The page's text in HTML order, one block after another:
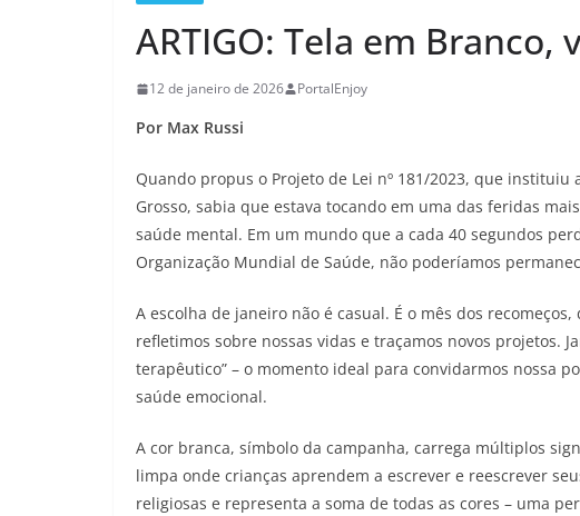
ARTIGO: Tela em Branco,
12 de janeiro de 2026 PortalEnjoy
Por Max Russi
Quando propus o Projeto de Lei nº 181/2023, que instituiu
Grosso, sabia que estava tocando em uma das feridas
saúde mental. Em um mundo que a cada 40 segundos
Organização Mundial de Saúde, não poderíamos
A escolha de janeiro não é casual. É o mês dos
refletimos sobre nossas vidas e traçamos novos projetos.
terapêutico” – o momento ideal para convidarmos nossa
saúde emocional.
A cor branca, símbolo da campanha, carrega múltiplos
limpa onde crianças aprendem a escrever e reescrever
religiosas e representa a soma de todas as cores – uma